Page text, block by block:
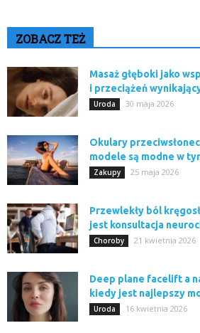
ZOBACZ TEŻ
Masaż głęboki jako
i przeciążeń
Uroda 30 maja 2026
Okulary
modele są modne w
Zakupy 25 maja 2026
Przewlekły ból
jest konsultacja
Choroby 21 kwietnia 2026
Deep plane facelift a
kiedy jest najlepszy
Uroda 16 kwietnia 2026